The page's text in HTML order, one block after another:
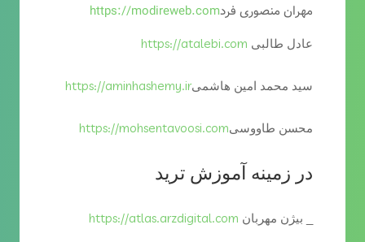
مهران منصوری فردhttps://modireweb.com
عادل طالبی https://atalebi.com
سید محمد امین هاشمیhttps://aminhashemy.ir
محسن طاووسیhttps://mohsentavoosi.com
در زمینه آموزش ترید
_ بیژن مهربان https://atlas.arzdigital.com